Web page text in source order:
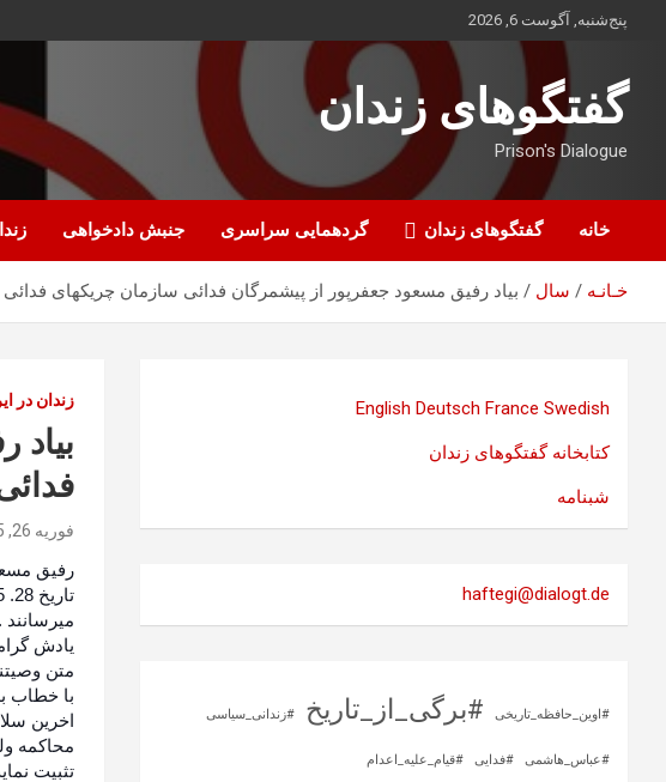
محتوا
پنج‌شنبه, آگوست 6, 2026
گفتگوهای زندان
Prison's Dialogue
خانه گفتگوهای زندان گردهمایی سراسری جنبش دادخواهی
خـانـه سال بیاد رفیق مسعود جعفرپور از پیشمرگان فدائی سازمان چریکهای فدائی
زندان در
فوریه 26, 2015
رفیق
میرسانند .
یادش
متن
با خطاب
اخرین
محاکمه
تثبیت
English Deutsch France Swedish
کتابخانه گفتگوهای زندان
شبنامه
haftegi@dialogt.de
#اوین_حافظه_تاریخی #برگی_از_تاریخ #زندانی_سیاسی
#عباس_هاشمی #فدایی #قیام_علیه_اعدام